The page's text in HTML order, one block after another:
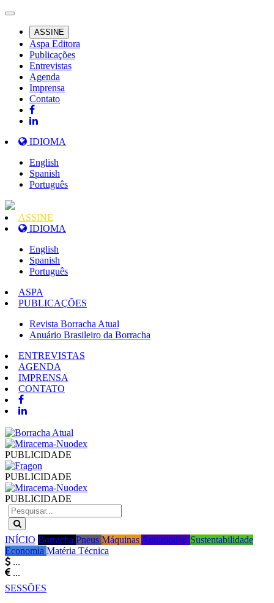
ASSINE
Aspa Editora
Publicações
Entrevistas
Agenda
Imprensa
Contato
IDIOMA
English
Spanish
Português
ASSINE
IDIOMA
English
Spanish
Português
ASPA
PUBLICAÇÕES
Revista Borracha Atual
Anuário Brasileiro da Borracha
ENTREVISTAS
AGENDA
IMPRENSA
CONTATO
PUBLICIDADE
PUBLICIDADE
PUBLICIDADE
INÍCIO Borracha Pneus Máquinas Automotivo Sustentabilidade
Economia Matéria Técnica
...
...
SESSÕES